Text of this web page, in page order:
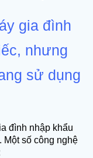
gia đình
nhưng
sử dụng
đình nhập khẩu
Một số công nghệ